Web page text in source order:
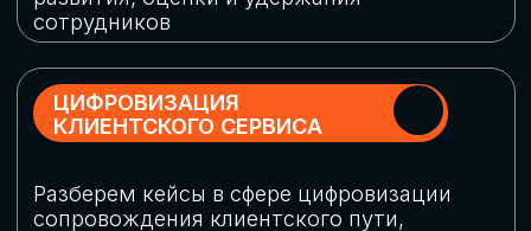
Оставьте заявку, мы направим вам
программу конференции
СКАЧАТЬ ПРОГРАММУ